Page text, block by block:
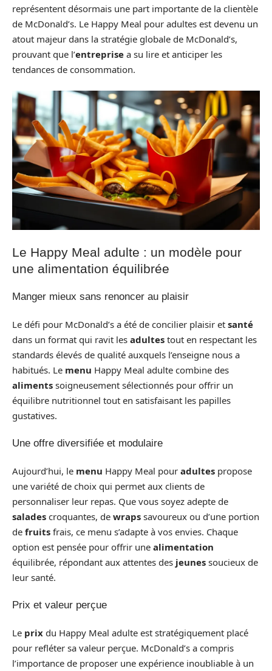
représentent désormais une part importante de la clientèle
de McDonald’s. Le Happy Meal pour adultes est devenu un
atout majeur dans la stratégie globale de McDonald’s,
prouvant que l’entreprise a su lire et anticiper les
tendances de consommation.
Le Happy Meal adulte : un modèle pour
une alimentation équilibrée
Manger mieux sans renoncer au plaisir
Le défi pour McDonald’s a été de concilier plaisir et santé
dans un format qui ravit les adultes tout en respectant les
standards élevés de qualité auxquels l’enseigne nous a
habitués. Le menu Happy Meal adulte combine des
aliments soigneusement sélectionnés pour offrir un
équilibre nutritionnel tout en satisfaisant les papilles
gustatives.
Une offre diversifiée et modulaire
Aujourd’hui, le menu Happy Meal pour adultes propose
une variété de choix qui permet aux clients de
personnaliser leur repas. Que vous soyez adepte de
salades croquantes, de wraps savoureux ou d’une portion
de fruits frais, ce menu s’adapte à vos envies. Chaque
option est pensée pour offrir une alimentation
équilibrée, répondant aux attentes des jeunes soucieux de
leur santé.
Prix et valeur perçue
Le prix du Happy Meal adulte est stratégiquement placé
pour refléter sa valeur perçue. McDonald’s a compris
l’importance de proposer une expérience inoubliable à un